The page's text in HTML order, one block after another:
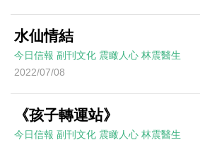
水仙情結
今日信報 副刊文化 震瞰人心 林震醫生
2022/07/08
《孩子轉運站》
今日信報 副刊文化 震瞰人心 林震醫生